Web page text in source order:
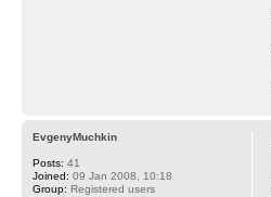
EvgenyMuchkin
Posts: 41
Joined: 09 Jan 2008, 10:18
Group: Registered users